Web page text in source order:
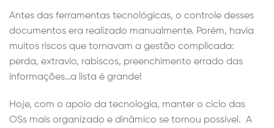
Antes das ferramentas tecnológicas, o controle desses
documentos era realizado manualmente. Porém, havia
muitos riscos que tornavam a gestão complicada:
perda, extravio, rabiscos, preenchimento errado das
informações…a lista é grande!
Hoje, com o apoio da tecnologia, manter o ciclo das
OSs mais organizado e dinâmico se tornou possível. A